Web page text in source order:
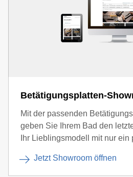
Betätigungsplatten-
Mit der passenden
geben Sie Ihrem Bad den
Ihr Lieblingsmodell mit nur ein
Jetzt Showroom öffnen